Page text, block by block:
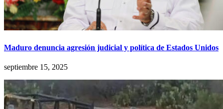
Maduro denuncia agresión judicial y política de Estados Unidos
septiembre 15, 2025